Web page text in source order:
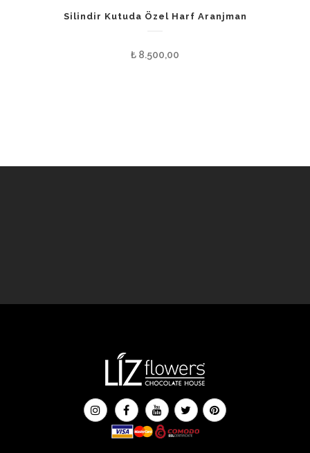
Silindir Kutuda Özel Harf Aranjman
₺ 8.500,00